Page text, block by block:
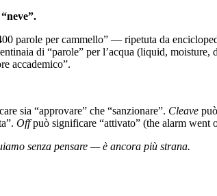
parole per cammello” — ripetuta da
di “parole” per l’acqua (liquid,
accademico”.
sia “approvare” che “sanzionare”. Cleave
Offpuò significare “attivato” (the alarm went
senza pensare — è ancora più strana.